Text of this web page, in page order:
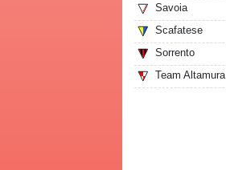
Savoia
Scafatese
Sorrento
Team Altamura